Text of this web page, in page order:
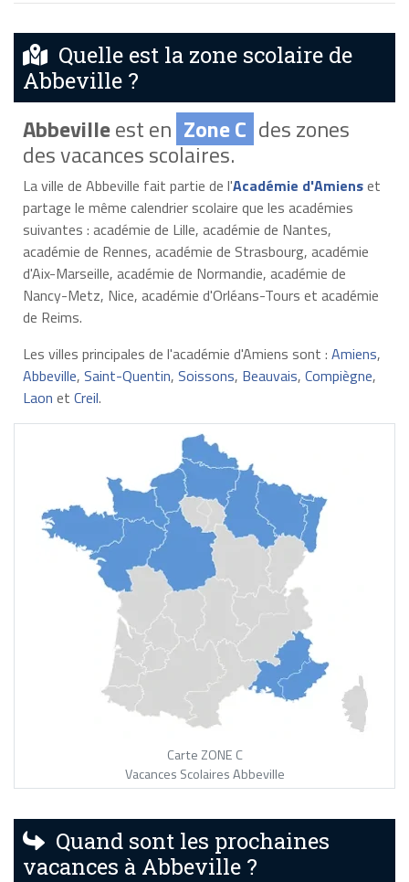
Quelle est la zone scolaire de
Abbeville ?
Abbevilleest en Zone C des zones
des vacances scolaires.
La ville de Abbeville fait partie de l'Académie d'Amienset
partage le même calendrier scolaire que les académies
suivantes : académie de Lille, académie de Nantes,
académie de Rennes, académie de Strasbourg, académie
d'Aix-Marseille, académie de Normandie, académie de
Nancy-Metz, Nice, académie d'Orléans-Tours et académie
de Reims.
Les villes principales de l'académie d'Amiens sont : Amiens,
Abbeville, Saint-Quentin, Soissons, Beauvais, Compiègne,
Laon et Creil.
Carte ZONE C
Vacances Scolaires Abbeville
Quand sont les prochaines
vacances à Abbeville ?